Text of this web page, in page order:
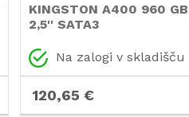
KINGSTON A400 960 GB
2,5'' SATA3
Na zalogi v skladišču
120,65 €